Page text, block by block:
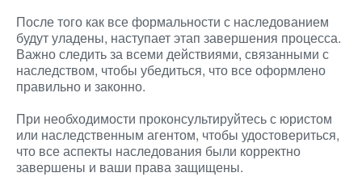
После того как все формальности с наследованием
будут уладены, наступает этап завершения процесса.
Важно следить за всеми действиями, связанными с
наследством, чтобы убедиться, что все оформлено
правильно и законно.
При необходимости проконсультируйтесь с юристом
или наследственным агентом, чтобы удостовериться,
что все аспекты наследования были корректно
завершены и ваши права защищены.